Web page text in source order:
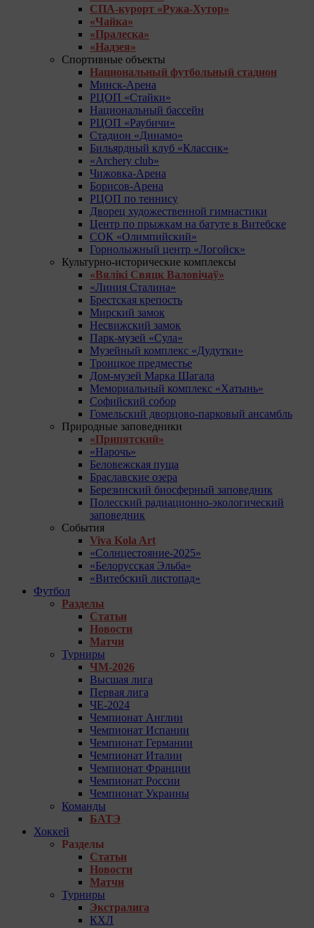
СПА-курорт «Ружа-Хутор»
«Чайка»
«Пралеска»
«Надзея»
Спортивные объекты
Национальный футбольный стадион
Минск-Арена
РЦОП «Стайки»
Национальный бассейн
РЦОП «Раубичи»
Стадион «Динамо»
Бильярдный клуб «Классик»
«Archery club»
Чижовка-Арена
Борисов-Арена
РЦОП по теннису
Дворец художественной гимнастики
Центр по прыжкам на батуте в Витебске
СОК «Олимпийский»
Горнолыжный центр «Логойск»
Культурно-исторические комплексы
«Вялікі Свяцк Валовічаў»
«Линия Сталина»
Брестская крепость
Мирский замок
Несвижский замок
Парк-музей «Сула»
Музейный комплекс «Дудутки»
Троицкое предместье
Дом-музей Марка Шагала
Мемориальный комплекс «Хатынь»
Софийский собор
Гомельский дворцово-парковый ансамбль
Природные заповедники
«Припятский»
«Нарочь»
Беловежская пуща
Браславские озера
Березинский биосферный заповедник
Полесский радиационно-экологический
заповедник
События
Viva Kola Art
«Солнцестояние-2025»
«Белорусская Эльба»
«Витебский листопад»
Футбол
Разделы
Статьи
Новости
Матчи
Турниры
ЧМ-2026
Высшая лига
Первая лига
ЧЕ-2024
Чемпионат Англии
Чемпионат Испании
Чемпионат Германии
Чемпионат Италии
Чемпионат Франции
Чемпионат России
Чемпионат Украины
Команды
БАТЭ
Хоккей
Разделы
Статьи
Новости
Матчи
Турниры
Экстралига
КХЛ